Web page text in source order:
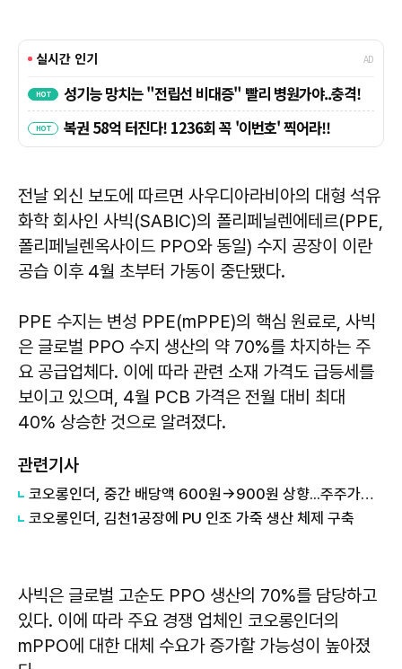
전날 외신 보도에 따르면 사우디아라비아의 대형 석유
화학 회사인 사빅(SABIC)의 폴리페닐렌에테르(PPE,
폴리페닐렌옥사이드 PPO와 동일) 수지 공장이 이란
공습 이후 4월 초부터 가동이 중단됐다.
PPE 수지는 변성 PPE(mPPE)의 핵심 원료로, 사빅
은 글로벌 PPO 수지 생산의 약 70%를 차지하는 주
요 공급업체다. 이에 따라 관련 소재 가격도 급등세를
보이고 있으며, 4월 PCB 가격은 전월 대비 최대
40% 상승한 것으로 알려졌다.
관련기사
코오롱인더, 중간 배당액 600원→900원 상향...주주가치 제고 차원
코오롱인더, 김천1공장에 PU 인조 가죽 생산 체제 구축
사빅은 글로벌 고순도 PPO 생산의 70%를 담당하고
있다. 이에 따라 주요 경쟁 업체인 코오롱인더의
mPPO에 대한 대체 수요가 증가할 가능성이 높아졌